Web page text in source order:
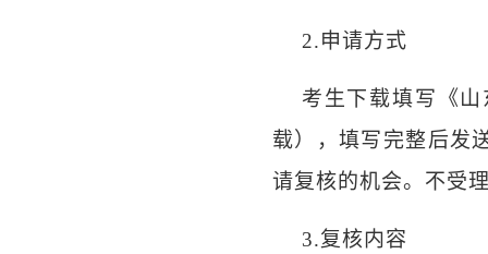
2.申请方式
考生下载填写《
载），填写完整后发
请复核的机会。 不受
3.复核内容